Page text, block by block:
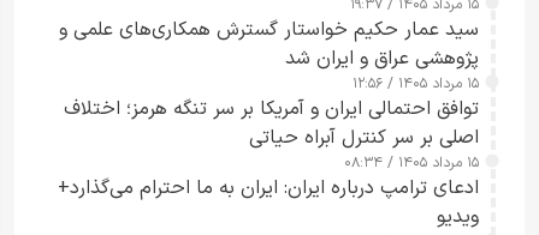
۱۵ مرداد ۱۴۰۵ / ۱۹:۳۷
سید عمار حکیم خواستار گسترش همکاری‌های علمی و
پژوهشی عراق و ایران شد
۱۵ مرداد ۱۴۰۵ / ۱۲:۵۶
توافق احتمالی ایران و آمریکا بر سر تنگه هرمز؛ اختلاف
اصلی بر سر کنترل آبراه حیاتی
۱۵ مرداد ۱۴۰۵ / ۰۸:۳۴
ادعای ترامپ درباره ایران: ایران به ما احترام می‌گذارد+
ویدیو